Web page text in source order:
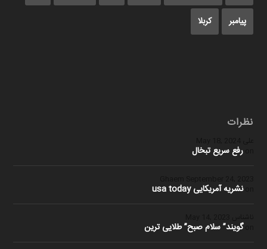
پیامبر کربلا
نظرات
علی
رفع سریع تبخال
نشریه آمریکایی usa today
گویند” سلام صبح” طلایی ترین